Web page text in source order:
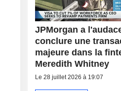
JPMorgan a
conclure une
majeure dans la
Meredith Whitney
Le 28 juillet 2026 à 19:07